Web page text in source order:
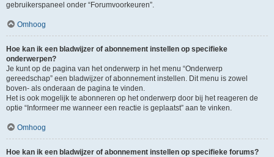
gebruikerspaneel onder “Forumvoorkeuren”.
Omhoog
Hoe kan ik een bladwijzer of abonnement instellen op specifieke
onderwerpen?
Je kunt op de pagina van het onderwerp in het menu “Onderwerp
gereedschap” een bladwijzer of abonnement instellen. Dit menu is zowel
boven- als onderaan de pagina te vinden.
Het is ook mogelijk te abonneren op het onderwerp door bij het reageren de
optie “Informeer me wanneer een reactie is geplaatst” aan te vinken.
Omhoog
Hoe kan ik een bladwijzer of abonnement instellen op specifieke forums?